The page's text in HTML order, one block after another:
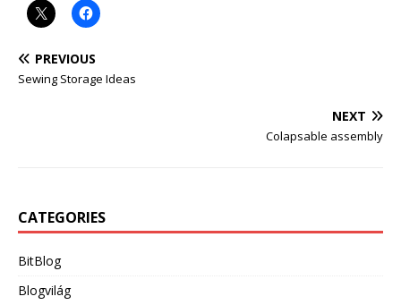
PREVIOUS
Sewing Storage Ideas
NEXT
Colapsable assembly
CATEGORIES
BitBlog
Blogvilág